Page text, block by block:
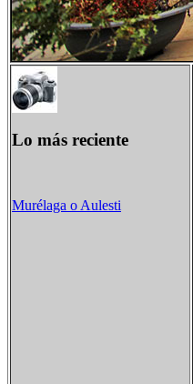
Lo más reciente
Murélaga o Aulesti